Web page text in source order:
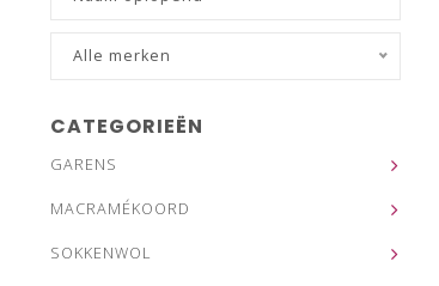
Alle merken
CATEGORIEËN
GARENS
MACRAMÉKOORD
SOKKENWOL